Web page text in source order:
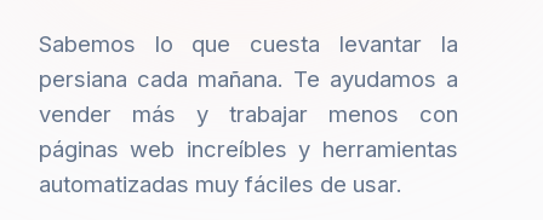
Sabemos lo que cuesta levantar la
persiana cada mañana. Te ayudamos a
vender más y trabajar menos con
páginas web increíbles y herramientas
automatizadas muy fáciles de usar.